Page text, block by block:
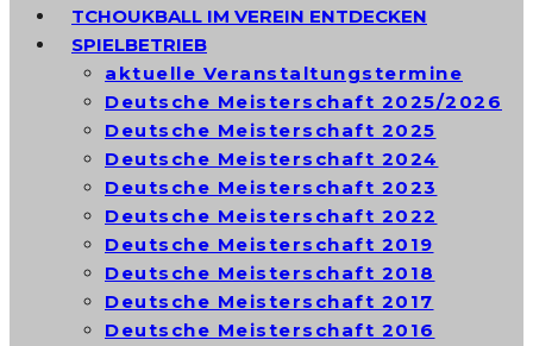
TCHOUKBALL IM VEREIN ENTDECKEN
SPIELBETRIEB
aktuelle Veranstaltungstermine
Deutsche Meisterschaft 2025/2026
Deutsche Meisterschaft 2025
Deutsche Meisterschaft 2024
Deutsche Meisterschaft 2023
Deutsche Meisterschaft 2022
Deutsche Meisterschaft 2019
Deutsche Meisterschaft 2018
Deutsche Meisterschaft 2017
Deutsche Meisterschaft 2016